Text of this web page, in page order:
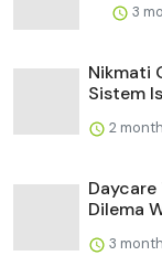
3
Nikmati
Sistem
2
Dilema
3